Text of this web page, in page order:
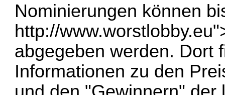
Nominierungen können
http://www.worstlobby.eu
abgegeben werden. Dort
Informationen zu den